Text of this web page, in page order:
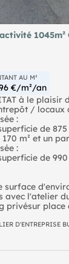
1045m²
AU M²
€/m²/an
à le plaisir
/ locaux
:
de 875
m² et un
:
de
surface
avec l'atelier
privésur place
: 12000 €
D'ENTREPRISE